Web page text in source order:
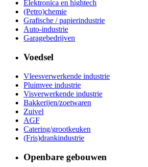
Elektronica en hightech
(Petro)chemie
Grafische / papierindustrie
Auto-industrie
Garagebedrijven
Voedsel
Vleesverwerkende industrie
Pluimvee industrie
Visverwerkende industrie
Bakkerijen/zoetwaren
Zuivel
AGF
Catering/grootkeuken
(Fris)drankindustrie
Openbare gebouwen